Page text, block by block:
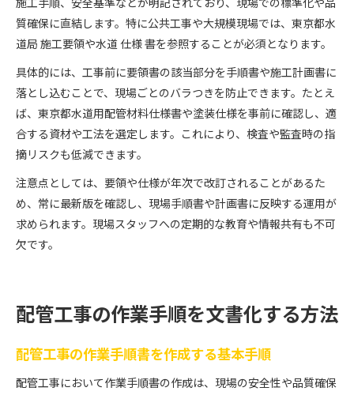
施工手順、安全基準などが明記されており、現場での標準化や品
質確保に直結します。特に公共工事や大規模現場では、東京都水
道局 施工要領や水道 仕様 書を参照することが必須となります。
具体的には、工事前に要領書の該当部分を手順書や施工計画書に
落とし込むことで、現場ごとのバラつきを防止できます。たとえ
ば、東京都水道用配管材料仕様書や塗装仕様を事前に確認し、適
合する資材や工法を選定します。これにより、検査や監査時の指
摘リスクも低減できます。
注意点としては、要領や仕様が年次で改訂されることがあるた
め、常に最新版を確認し、現場手順書や計画書に反映する運用が
求められます。現場スタッフへの定期的な教育や情報共有も不可
欠です。
配管工事の作業手順を文書化する方法
配管工事の作業手順書を作成する基本手順
配管工事において作業手順書の作成は、現場の安全性や品質確保